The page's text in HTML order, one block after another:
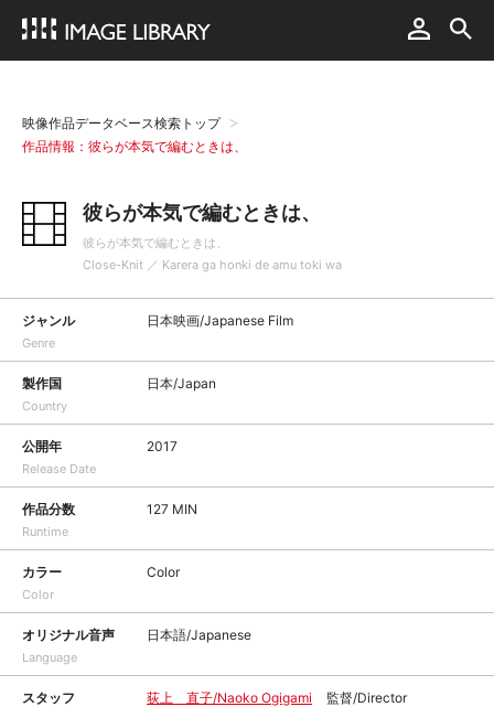
映像作品データベース検索トップ
作品情報：彼らが本気で編むときは、
彼らが本気で編むときは、
彼らが本気で編むときは、
Close-Knit ／ Karera ga honki de amu toki wa
ジャンル
Genre
日本映画/Japanese Film
製作国
Country
日本/Japan
公開年
Release Date
2017
作品分数
Runtime
127 MIN
カラー
Color
Color
オリジナル音声
Language
日本語/Japanese
スタッフ 荻上 直子/Naoko Ogigami
監督/Director